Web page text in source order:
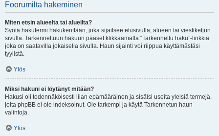
Foorumilta hakeminen
Miten etsin alueelta tai alueilta?
Syötä hakutermi hakukenttään, joka sijaitsee etusivulla, alueen tai viestiketjun
sivulla. Tarkennettuun hakuun pääset klikkaamalla “Tarkennettu haku”-linkkiä
joka on saatavilla jokaisella sivulla. Haun sijainti voi riippua käyttämästäsi
tyylistä.
Ylös
Miksi hakuni ei löytänyt mitään?
Hakusi oli todennäköisesti liian epämääräinen ja sisälsi useita yleisiä termejä,
joita phpBB ei ole indeksoinut. Ole tarkempi ja käytä Tarkennetun haun
valintoja.
Ylös